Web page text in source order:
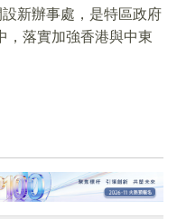
新辦事處，是特區政府
，落實加強香港與中東